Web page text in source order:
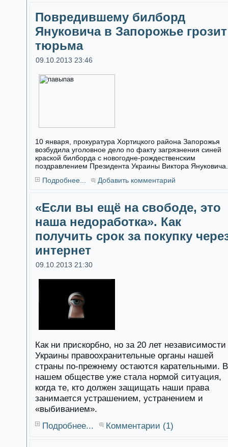
Повредившему билборд
Януковича в Запорожье грозит
тюрьма
09.10.2013 23:46
10 января, прокуратура Хортицкого района Запорожья
возбудила уголовное дело по факту загрязнения синей
краской билборда с новогодне-рождественским
поздравлением Президента Украины Виктора Януковича.
Подробнее...
Добавить комментарий
«Если вы ещё на свободе, это
наша недоработка». Как
получить срок за покупку
интернет
09.10.2013 21:30
Как ни прискорбно, но за 20 лет независимости
Украины правоохранительные органы нашей
страны по-прежнему остаются карательными. В
нашем обществе уже стала нормой ситуация,
когда те, кто должен защищать наши права
занимается устрашением, устранением и
«выбиванием».
Подробнее...
Комментарии (1)